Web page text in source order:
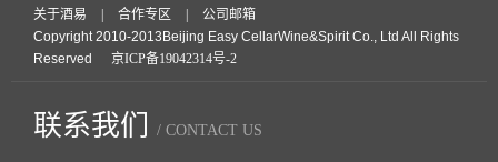
关于酒易 合作专区
公司邮箱
Copyright 2010-2013Beijing Easy CellarWine&Spirit Co., Ltd All Rights
Reserved
京ICP备19042314号-2
联系我们 / CONTACT US